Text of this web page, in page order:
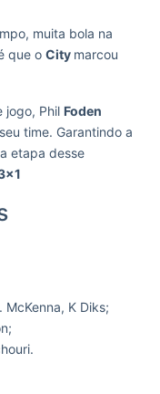
muita bola na
que o City marcou
jogo, Phil Foden
time. Garantindo a
etapa desse
McKenna, K Diks;